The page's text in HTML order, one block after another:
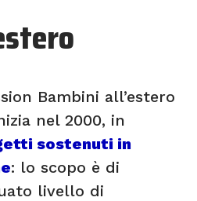
Bambini all’estero
nel 2000, in
sostenuti in
: lo scopo è di
livello di